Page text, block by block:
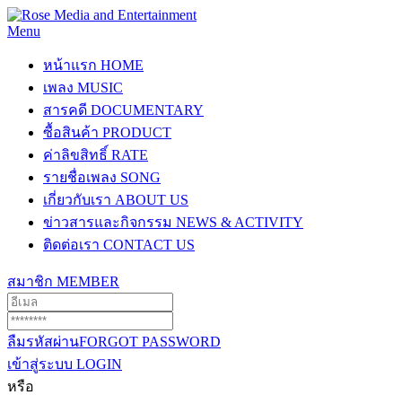
Menu
หน้าแรก HOME
เพลง MUSIC
สารคดี DOCUMENTARY
ซื้อสินค้า PRODUCT
ค่าลิขสิทธิ์ RATE
รายชื่อเพลง SONG
เกี่ยวกับเรา ABOUT US
ข่าวสารและกิจกรรม NEWS & ACTIVITY
ติดต่อเรา CONTACT US
สมาชิก MEMBER
ลืมรหัสผ่านFORGOT PASSWORD
เข้าสู่ระบบ LOGIN
หรือ